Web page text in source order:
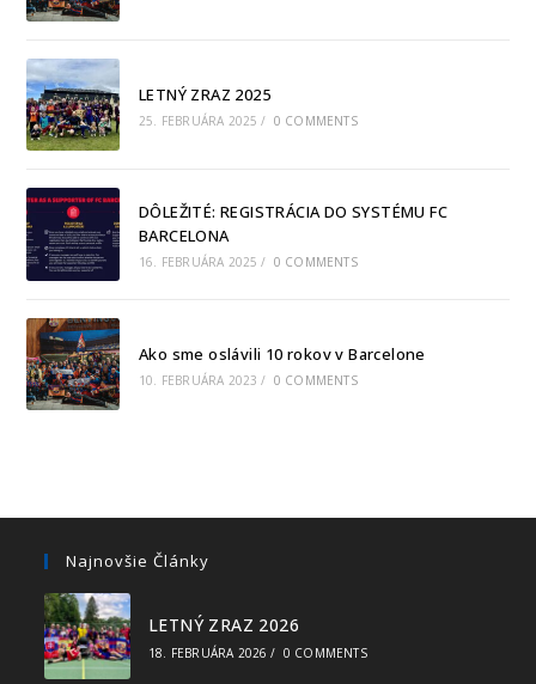
LETNÝ ZRAZ 2025
25. FEBRUÁRA 2025 / 0 COMMENTS
DÔLEŽITÉ: REGISTRÁCIA DO SYSTÉMU FC
BARCELONA
16. FEBRUÁRA 2025 / 0 COMMENTS
Ako sme oslávili 10 rokov v Barcelone
10. FEBRUÁRA 2023 / 0 COMMENTS
Najnovšie Články
LETNÝ ZRAZ 2026
18. FEBRUÁRA 2026 / 0 COMMENTS